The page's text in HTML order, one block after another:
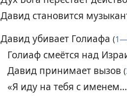
Давид становится
Давид убивает Голиафа (
Голиаф смеётся над
Давид принимает вызов(
«Я иду на тебя с